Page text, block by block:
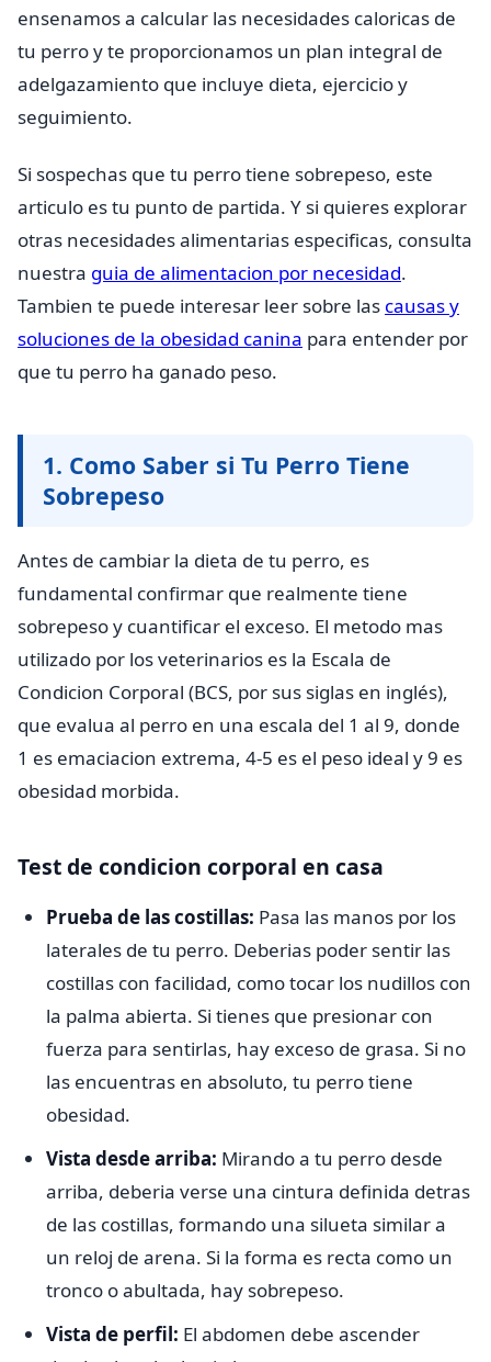
ensenamos a calcular las necesidades caloricas de
tu perro y te proporcionamos un plan integral de
adelgazamiento que incluye dieta, ejercicio y
seguimiento.
Si sospechas que tu perro tiene sobrepeso, este
articulo es tu punto de partida. Y si quieres explorar
otras necesidades alimentarias especificas, consulta
nuestra guia de alimentacion por necesidad.
Tambien te puede interesar leer sobre las causas y
soluciones de la obesidad canina para entender por
que tu perro ha ganado peso.
1. Como Saber si Tu Perro Tiene
Sobrepeso
Antes de cambiar la dieta de tu perro, es
fundamental confirmar que realmente tiene
sobrepeso y cuantificar el exceso. El metodo mas
utilizado por los veterinarios es la Escala de
Condicion Corporal (BCS, por sus siglas en inglés),
que evalua al perro en una escala del 1 al 9, donde
1 es emaciacion extrema, 4-5 es el peso ideal y 9 es
obesidad morbida.
Test de condicion corporal en casa
Prueba de las costillas: Pasa las manos por los
laterales de tu perro. Deberias poder sentir las
costillas con facilidad, como tocar los nudillos con
la palma abierta. Si tienes que presionar con
fuerza para sentirlas, hay exceso de grasa. Si no
las encuentras en absoluto, tu perro tiene
obesidad.
Vista desde arriba: Mirando a tu perro desde
arriba, deberia verse una cintura definida detras
de las costillas, formando una silueta similar a
un reloj de arena. Si la forma es recta como un
tronco o abultada, hay sobrepeso.
Vista de perfil: El abdomen debe ascender